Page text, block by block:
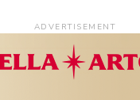
ADVERTISEMENT